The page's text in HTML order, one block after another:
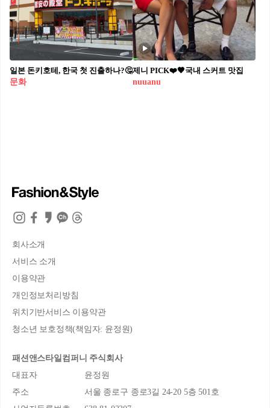
일본 돈키호테, 한국 첫 진출하나?🤔
문화
제니 PICK❤️🖤국내 스커트 맛집
nuuanu
회사소개
서비스 소개
이용약관
개인정보처리방침
위치기반서비스 이용약관
청소년 보호정책(책임자: 윤정원)
패션앤스타일컴퍼니 주식회사
대표자
윤정원
주소
서울 종로구 종로3길 24-20 5층 501호